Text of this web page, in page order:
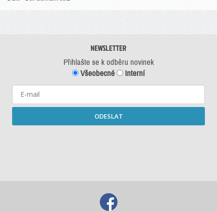
NEWSLETTER
Přihlašte se k odběru novinek
Všeobecné
Interní
ODESLAT